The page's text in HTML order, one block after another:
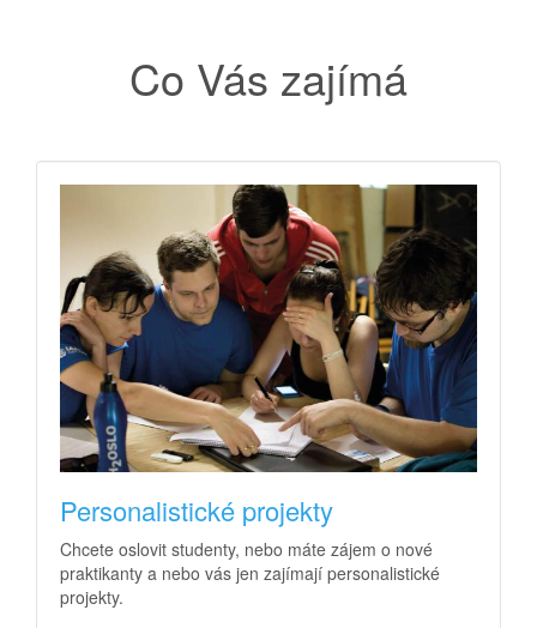
Co Vás zajímá
Personalistické projekty
Chcete oslovit studenty, nebo máte zájem o nové
praktikanty a nebo vás jen zajímají personalistické
projekty.